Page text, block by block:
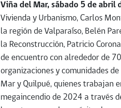
Viña del Mar, sábado 5 de abril
Vivienda y Urbanismo, Carlos
la región de Valparaíso, Belén
la Reconstrucción, Patricio
de encuentro con alrededor de
organizaciones y comunidades
Mar y Quilpué, quienes trabajan
megaincendio de 2024 a través